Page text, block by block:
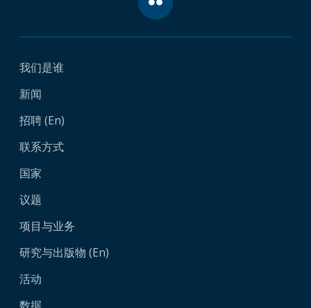
我们是谁
新闻
招聘 (En)
联系方式
国家
议题
项目与业务
研究与出版物 (En)
活动